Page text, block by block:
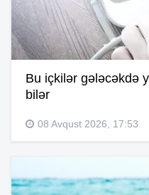
Bu içkilər gələcəkdə
bilər
08 Avqust 2026, 17:53